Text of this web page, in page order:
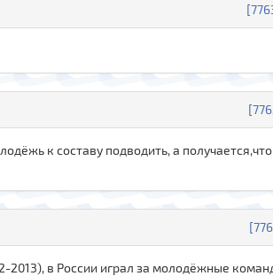
к составу подводить, а
2013), в России играл за молодёжные